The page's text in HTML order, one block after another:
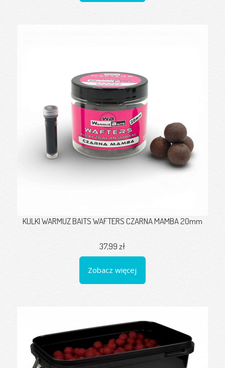
KULKI WARMUZ BAITS WAFTERS CZARNA MAMBA 20mm
37,99 zł
Zobacz więcej